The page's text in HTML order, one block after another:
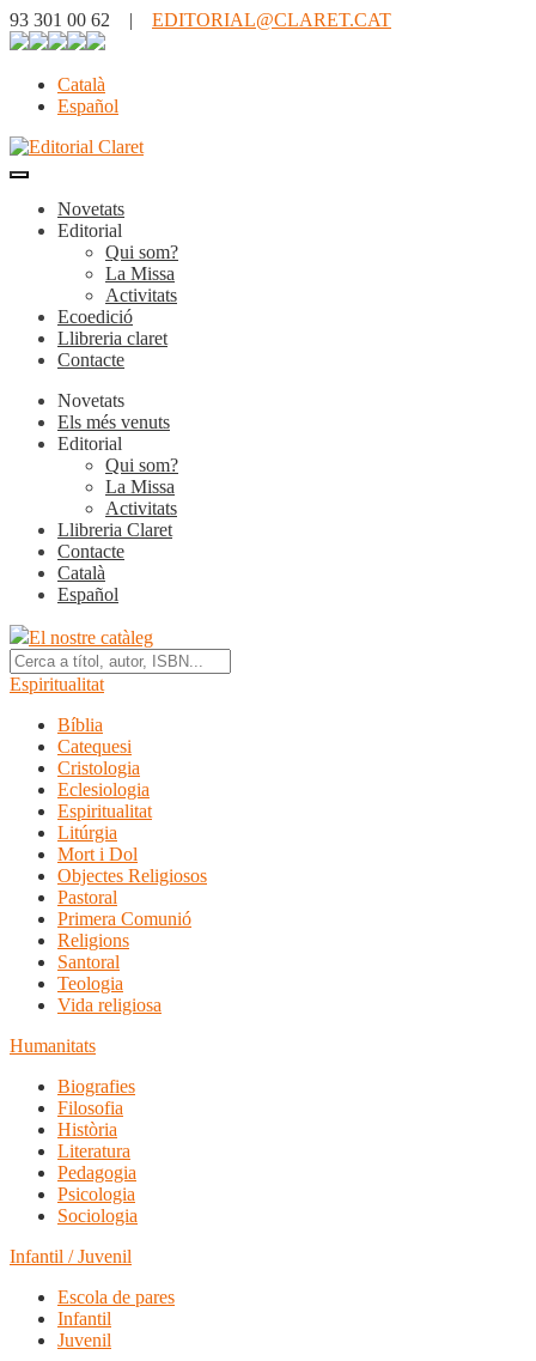
93 301 00 62 | EDITORIAL@CLARET.CAT
Català
Español
Novetats
Editorial
Qui som?
La Missa
Activitats
Ecoedició
Llibreria claret
Contacte
Novetats
Els més venuts
Editorial
Qui som?
La Missa
Activitats
Llibreria Claret
Contacte
Català
Español
El nostre catàleg
Espiritualitat
Bíblia
Catequesi
Cristologia
Eclesiologia
Espiritualitat
Litúrgia
Mort i Dol
Objectes Religiosos
Pastoral
Primera Comunió
Religions
Santoral
Teologia
Vida religiosa
Humanitats
Biografies
Filosofia
Història
Literatura
Pedagogia
Psicologia
Sociologia
Infantil / Juvenil
Escola de pares
Infantil
Juvenil